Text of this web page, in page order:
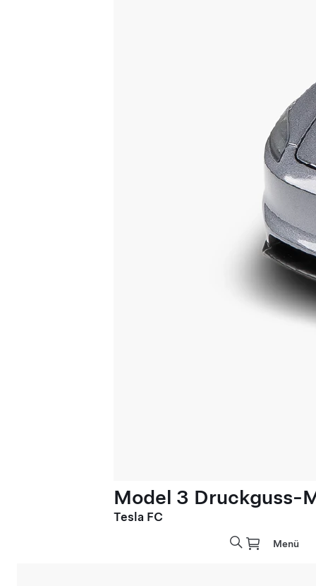
Model 3 Druckguss-
Tesla FC
Menü